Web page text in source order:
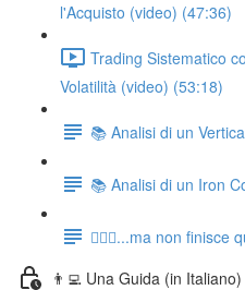
l'Acquisto (video) (47:36)
Trading Sistematico
Volatilità (video) (53:18)
📚 Analisi di un
📚 Analisi di un Iron
🏃🏻‍♂️...ma non finisce
👨‍💻 Una Guida (in